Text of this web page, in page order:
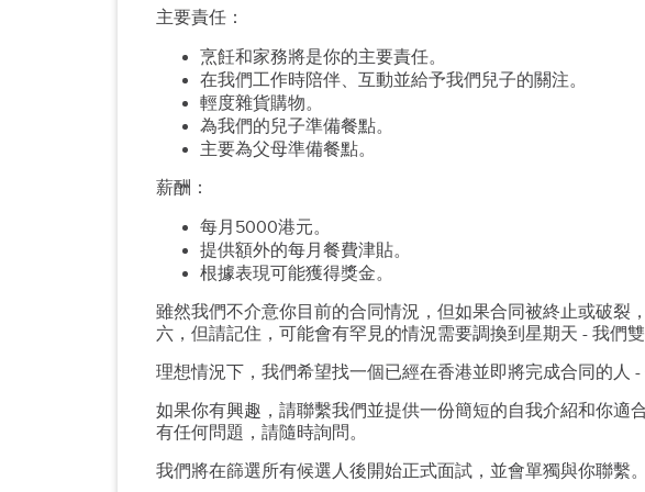
主要責任：
烹飪和家務將是你的主要責任。
在我們工作時陪伴、互動並給予我們兒子的關注。
輕度雜貨購物。
為我們的兒子準備餐點。
主要為父母準備餐點。
薪酬：
每月5000港元。
提供額外的每月餐費津貼。
根據表現可能獲得獎金。
雖然我們不介意你目前的合同情況，但如果合同被終止或破裂
六，但請記住，可能會有罕見的情況需要調換到星期天 - 我們
理想情況下，我們希望找一個已經在香港並即將完成合同的人 -
如果你有興趣，請聯繫我們並提供一份簡短的自我介紹和你適
有任何問題，請隨時詢問。
我們將在篩選所有候選人後開始正式面試，並會單獨與你聯繫。